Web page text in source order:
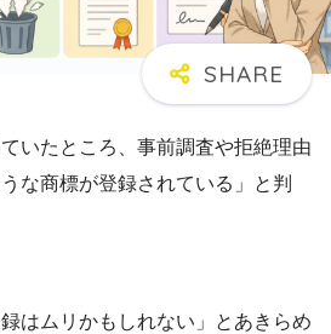
いたところ、事前調査や拒絶理由
な商標が登録されている」と判
はムリかもしれない」とあきらめ